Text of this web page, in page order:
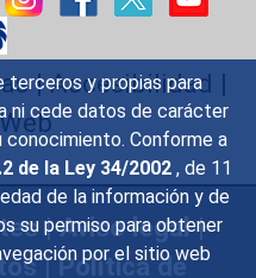
terceros y propias para
ni cede datos de carácter
conocimiento. Conforme a
de la Ley 34/2002 , de 11
de la información y de
su permiso para obtener
por el sitio web
|Accesibilidad |
|Aviso legal|
|Política de